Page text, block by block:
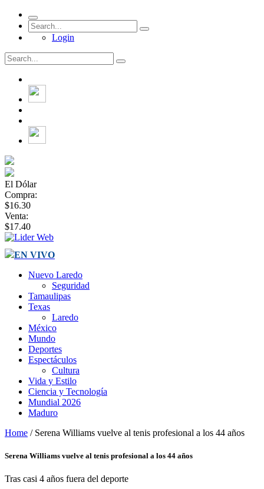
Login
El Dólar
Compra:
$16.30
Venta:
$17.40
EN VIVO
Nuevo Laredo
Seguridad
Tamaulipas
Texas
Laredo
México
Mundo
Deportes
Espectáculos
Cultura
Vida y Estilo
Ciencia y Tecnología
Mundial 2026
Maduro
Home / Serena Williams vuelve al tenis profesional a los 44 años
Serena Williams vuelve al tenis profesional a los 44 años
Tras casi 4 años fuera del deporte